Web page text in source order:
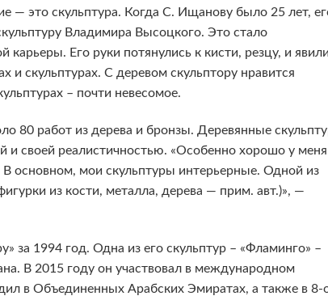
— это скульптура. Когда С. Ищанову было 25 лет,
Владимира Высоцкого. Это стало
карьеры. Его руки потянулись к кисти, резцу, и
и скульптурах. С деревом скульптору нравится
– почти невесомое.
80 работ из дерева и бронзы. Деревянные
и своей реалистичностью. «Особенно хорошо у меня
основном, мои скульптуры интерьерные. Одной из
из кости, металла, дерева — прим. авт.)», —
1994 год. Одна из его скульптур – «Фламинго» –
В 2015 году он участвовал в международном
в Объединенных Арабских Эмиратах, а также в 8-